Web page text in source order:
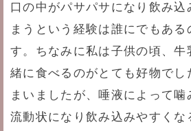
口の中がパサパサになり飲み込
まうという経験は誰にでもある
す。ちなみに私は子供の頃、牛
緒に食べるのがとても好物でし
まいましたが、唾液によって
流動状になり飲み込みやすくな